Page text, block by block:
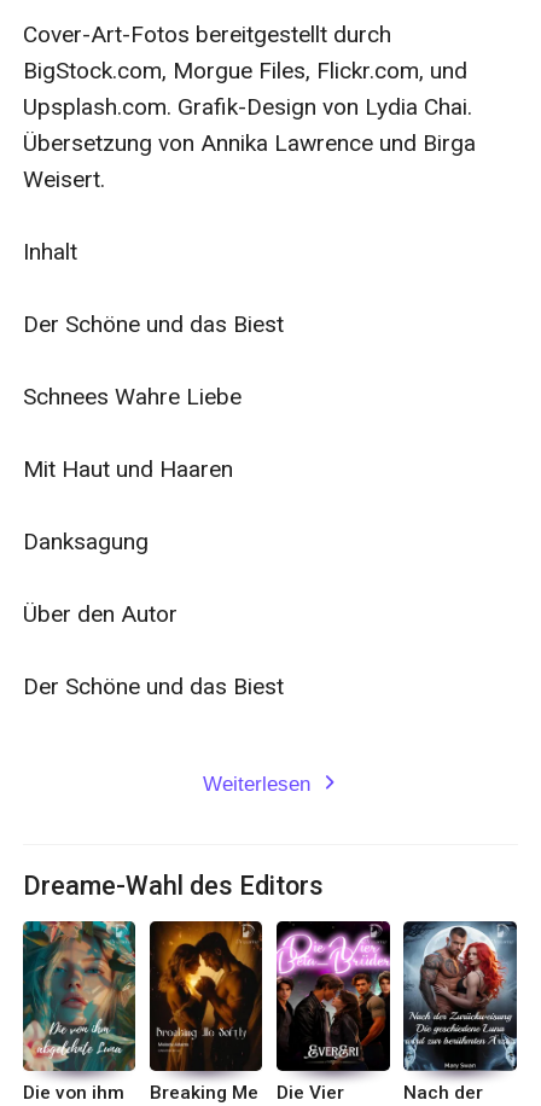
Cover-Art-Fotos bereitgestellt durch
BigStock.com, Morgue Files, Flickr.com, und
Upsplash.com. Grafik-Design von Lydia Chai.
Übersetzung von Annika Lawrence und Birga
Weisert.
Inhalt
Der Schöne und das Biest
Schnees Wahre Liebe
Mit Haut und Haaren
Danksagung
Über den Autor
Der Schöne und das Biest
Weiterlesen expand_more
Dreame-Wahl des Editors
Die von ihm
Breaking Me
Die Vier
Nach der